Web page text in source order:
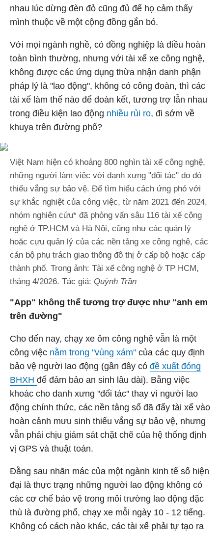
nhau lúc dừng đèn đỏ cũng đủ để họ cảm thấy
mình thuộc về một cộng đồng gắn bó.
Với mọi ngành nghề, có đồng nghiệp là điều hoàn
toàn bình thường, nhưng với tài xế xe công nghệ,
không được các ứng dụng thừa nhận danh phận
pháp lý là "lao động", không có công đoàn, thì các
tài xế làm thế nào để đoàn kết, tương trợ lẫn nhau
trong điều kiện lao động nhiều rủi ro, đi sớm về
khuya trên đường phố?
Việt Nam hiện có khoảng 800 nghìn tài xế công nghệ,
những người làm việc với danh xưng "đối tác" do đó
thiếu vắng sự bảo vệ. Để tìm hiểu cách ứng phó với
sự khắc nghiệt của công việc, từ năm 2021 đến 2024,
nhóm nghiên cứu* đã phỏng vấn sâu 116 tài xế công
nghệ ở TP.HCM và Hà Nội, cũng như các quản lý
hoặc cựu quản lý của các nền tảng xe công nghệ, các
cán bộ phụ trách giao thông đô thị ở cấp bộ hoặc cấp
thành phố. Trong ảnh: Tài xế công nghệ ở TP HCM,
tháng 4/2026. Tác giả: Quỳnh Trần
"App" không thể tương trợ được như "anh em
trên đường"
Cho đến nay, chạy xe ôm công nghệ vẫn là một
công việc nằm trong "vùng xám" của các quy định
bảo vệ người lao động (gần đây có đề xuất đóng
BHXH để đảm bảo an sinh lâu dài). Bằng việc
khoác cho danh xưng "đối tác" thay vì người lao
động chính thức, các nền tảng số đã đẩy tài xế vào
hoàn cảnh mưu sinh thiếu vắng sự bảo vệ, nhưng
vẫn phải chịu giám sát chặt chẽ của hệ thống định
vị GPS và thuật toán.
Đằng sau nhãn mác của một ngành kinh tế số hiện
đại là thực trạng những người lao động không có
các cơ chế bảo vệ trong môi trường lao động đặc
thù là đường phố, chạy xe mỗi ngày 10 - 12 tiếng.
Không có cách nào khác, các tài xế phải tự tạo ra